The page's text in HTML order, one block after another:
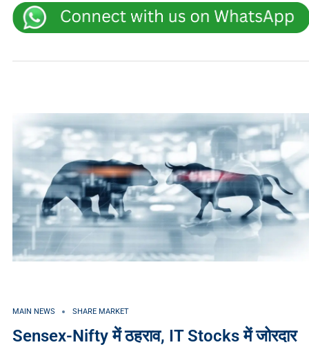
MAIN NEWS SHARE MARKET
Sensex-Nifty में ठहराव, IT Stocks में जोरदार